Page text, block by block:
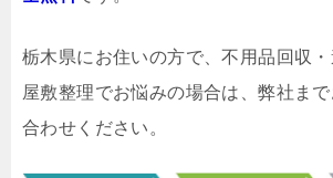
栃木県にお住いの方で、不用品回収・
屋敷整理でお悩みの場合は、弊社ま
合わせください。